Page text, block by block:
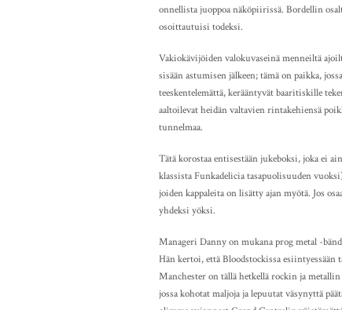
onnellista juoppoa näköpiirissä. Bordellin
osoittautuisi todeksi.
Vakiokävijöiden valokuvaseinä menneiltä
sisään astumisen jälkeen; tämä on paikka,
teeskentelemättä, kerääntyvät baaritiskille
aaltoilevat heidän valtavien rintakehiensä
tunnelmaa.
Tätä korostaa entisestään jukeboksi, joka ei
klassista Funkadelicia tasapuolisuuden
joiden kappaleita on lisätty ajan myötä. Jos
yhdeksi yöksi.
Manageri Danny on mukana prog metal -
Hän kertoi, että Bloodstockissa
Manchester on tällä hetkellä rockin ja
jossa kohotat maljoja ja lepuutat väsynyttä